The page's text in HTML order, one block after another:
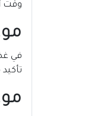
وقت أداء صلاة
تأكيد موعد عيد